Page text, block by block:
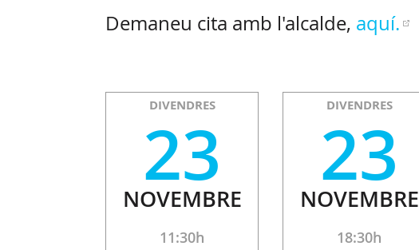
Demaneu cita amb l'alcalde, aquí.
DIVENDRES
23
NOVEMBRE
11:30h
DIVENDRES
23
NOVEMBRE
18:30h